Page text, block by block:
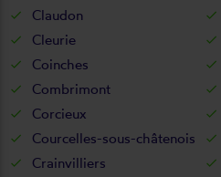
Claudon
Cleurie
Coinches
Combrimont
Corcieux
Courcelles-sous-châtenois
Crainvilliers